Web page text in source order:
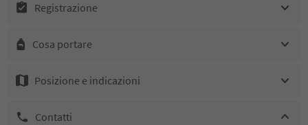
Registrazione
Cosa portare
Posizione e indicazioni
Contatti